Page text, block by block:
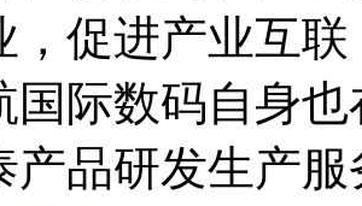
，促进产业互
航国际数码自身
产品研发生产